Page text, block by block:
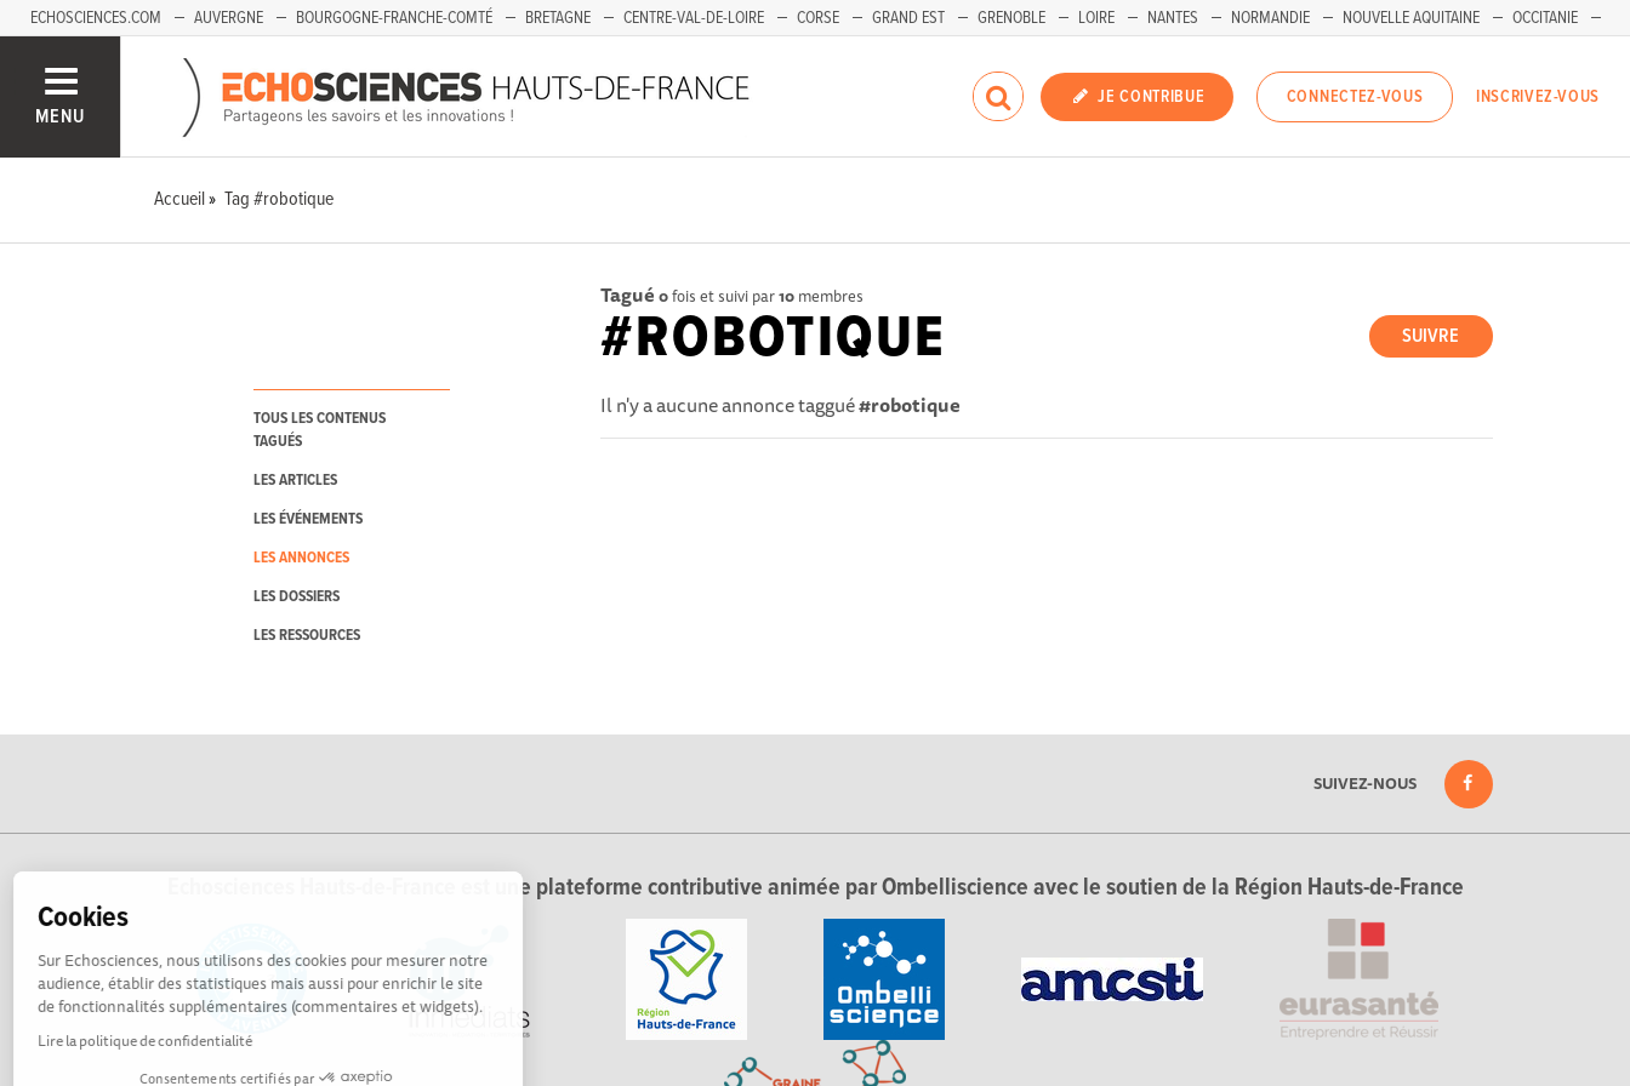
Cookies
Sur Echosciences, nous utilisons des cookies pour mesurer notre
audience, établir des statistiques mais aussi pour enrichir le site
de fonctionnalités supplémentaires (commentaires et widgets).
Lire la politique de confidentialité
Consentements certifiés par
ECHOSCIENCES.COM AUVERGNE BOURGOGNE-FRANCHE-COMTÉ BRETAGNE CENTRE-VAL-DE-LOIRE CORSE GRAND EST GRENOBLE LOIRE NANTES NORMANDIE NOUVELLE AQUITAINE
OCCITANIE
SAVOIE MONT-BLANC
MENU
JE CONTRIBUE CONNECTEZ-VOUS INSCRIVEZ-VOUS
Accueil Tag #robotique
TOUS LES CONTENUS
TAGUÉS
LES ARTICLES
LES ÉVÉNEMENTS
LES ANNONCES
LES DOSSIERS
LES RESSOURCES
Tagué 0fois et suivi par10 membres
SUIVRE
#ROBOTIQUE
Il n'y a aucune annonce taggué#robotique
SUIVEZ-NOUS
Echosciences Hauts-de-France est une plateforme contributive animée par Ombelliscience avec le soutien de la Région Hauts-de-France